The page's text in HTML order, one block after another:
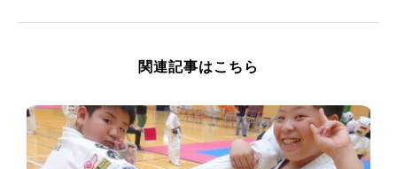
関連記事はこちら